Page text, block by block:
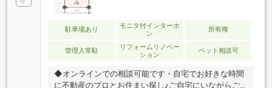
駐車場あり
モニタ付インターホ
ン
所有権
管理人常駐
リフォームリノベー
ション
ペット相談可
◆オンラインでの相談可能です・自宅でお好きな時間
に不動産のプロとお住まい探し♪ご自宅にいながらご